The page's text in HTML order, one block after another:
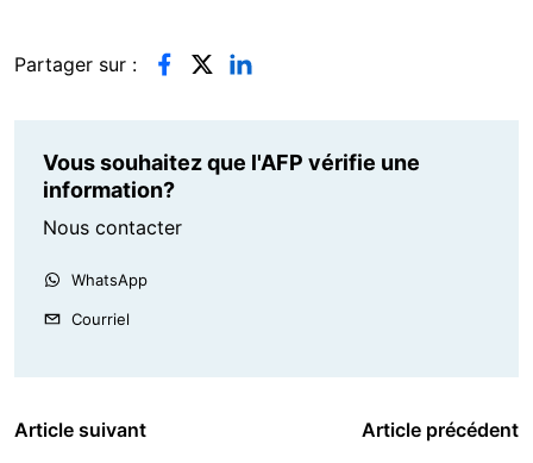
Partager sur :
Vous souhaitez que l'AFP vérifie une
information?
Nous contacter
WhatsApp
Courriel
Article suivant Article précédent